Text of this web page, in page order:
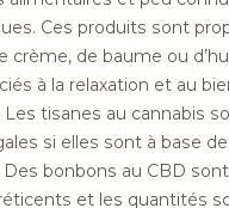
Ces produits sont
crème, de baume ou
à la relaxation et au
Les tisanes au cannabis
si elles sont à base
bonbons au CBD
et les quantités